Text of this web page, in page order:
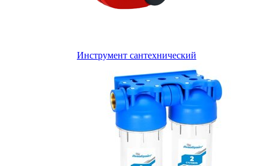
Инструмент сантехнический